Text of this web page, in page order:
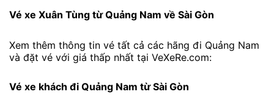
Vé xe Xuân Tùng từ Quảng Nam về Sài Gòn
Xem thêm thông tin vé tất cả các hãng đi Quảng Nam
và đặt vé với giá thấp nhất tại VeXeRe.com:
Vé xe khách đi Quảng Nam từ Sài Gòn